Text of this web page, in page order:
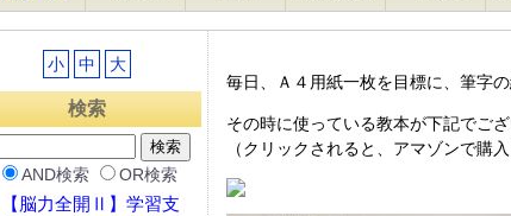
毎日、Ａ４用紙一枚を目標に、筆字の
その時に使っている教本が下記でござ
（クリックされると、アマゾンで購
小 中 大
検索
AND検索 OR検索
【脳力全開Ⅱ】学習支